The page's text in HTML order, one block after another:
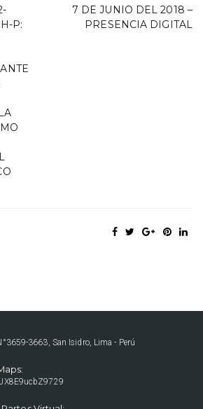
P:
7 DE JUNIO DEL 2018 –
PRESENCIA DIGITAL
3663, San Isidro, Lima - Perú